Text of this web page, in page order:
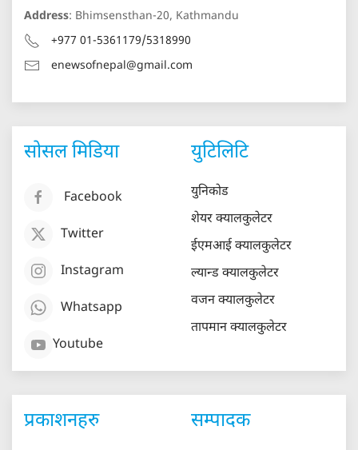
Address: Bhimsensthan-20, Kathmandu
+977 01-5361179/5318990
enewsofnepal@gmail.com
सोसल मिडिया
Facebook
Twitter
Instagram
Whatsapp
Youtube
युटिलिटि
युनिकोड
शेयर क्यालकुलेटर
ईएमआई क्यालकुलेटर
ल्यान्ड क्यालकुलेटर
वजन क्यालकुलेटर
तापमान क्यालकुलेटर
प्रकाशनहरु सम्पादक